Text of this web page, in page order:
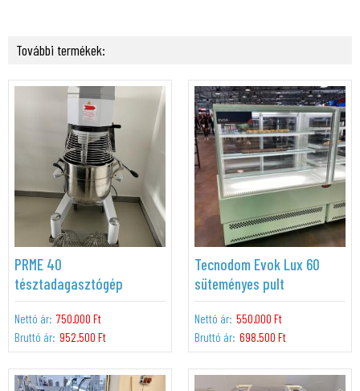
További termékek:
PRME 40
tésztadagasztógép
Nettó ár: 750.000 Ft
Bruttó ár: 952.500 Ft
Tecnodom Evok Lux 60
süteményes pult
Nettó ár: 550.000 Ft
Bruttó ár: 698.500 Ft